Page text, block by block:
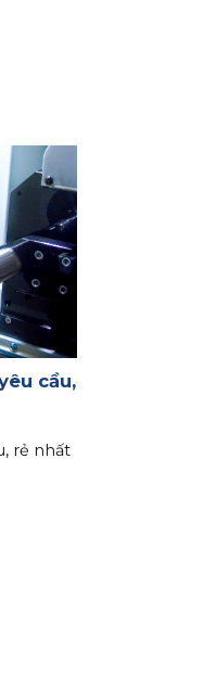
cầu,
rẻ nhất